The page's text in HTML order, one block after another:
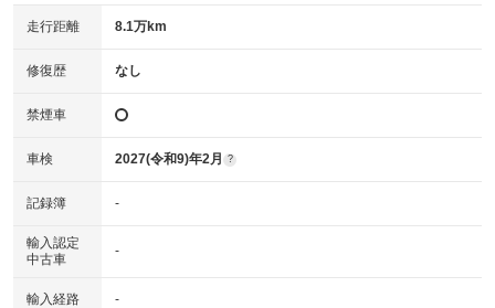
走行距離 8.1万km
修復歴 なし
禁煙車
車検 2027(令和9)年2月 ?
記録簿 -
輸入認定
中古車
-
輸入経路 -